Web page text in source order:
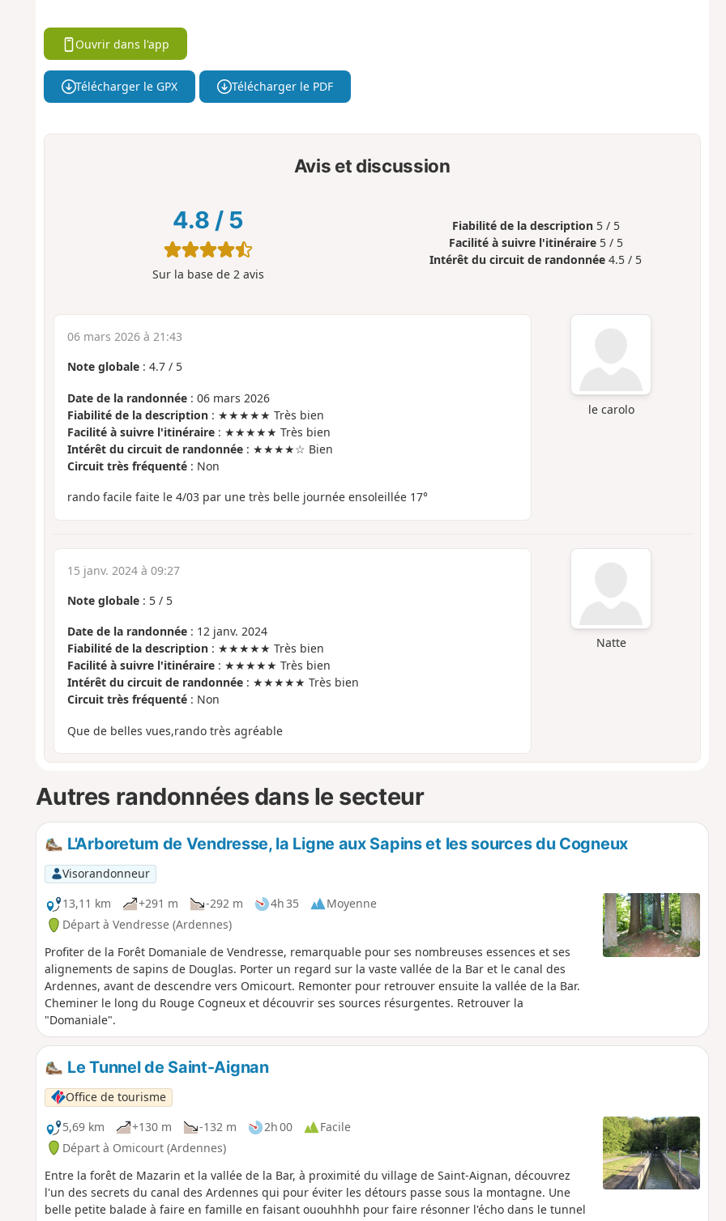
Ouvrir dans l'app
Télécharger le GPX Télécharger le PDF
Avis et discussion
4.8 / 5
Sur la base de 2avis
Fiabilité de la description 5 / 5
Facilité à suivre l'itinéraire 5 / 5
Intérêt du circuit de randonnée 4.5 / 5
le carolo
06 mars 2026 à 21:43
Note globale: 4.7/ 5
Date de la randonnée: 06 mars 2026
Fiabilité de la description: ★★★★★ Très bien
Facilité à suivre l'itinéraire: ★★★★★ Très bien
Intérêt du circuit de randonnée: ★★★★☆ Bien
Circuit très fréquenté: Non
rando facile faite le 4/03 par une très belle journée ensoleillée 17°
Natte
15 janv. 2024 à 09:27
Note globale: 5/ 5
Date de la randonnée: 12 janv. 2024
Fiabilité de la description: ★★★★★ Très bien
Facilité à suivre l'itinéraire: ★★★★★ Très bien
Intérêt du circuit de randonnée: ★★★★★ Très bien
Circuit très fréquenté: Non
Que de belles vues,rando très agréable
Autres randonnées dans le secteur
L'Arboretum de Vendresse, la Ligne aux Sapins et les sources du Cogneux
Visorandonneur
13,11 km
+291 m -292 m 4h 35
Moyenne
Départ à Vendresse (Ardennes)
Profiter de la Forêt Domaniale de Vendresse, remarquable pour ses nombreuses essences et ses
alignements de sapins de Douglas. Porter un regard sur la vaste vallée de la Bar et le canal des
Ardennes, avant de descendre vers Omicourt. Remonter pour retrouver ensuite la vallée de la Bar.
Cheminer le long du Rouge Cogneux et découvrir ses sources résurgentes. Retrouver la
"Domaniale".
Le Tunnel de Saint-Aignan
Office de tourisme
5,69 km
+130 m -132 m 2h 00
Facile
Départ à Omicourt (Ardennes)
Entre la forêt de Mazarin et la vallée de la Bar, à proximité du village de Saint-Aignan, découvrez
l'un des secrets du canal des Ardennes qui pour éviter les détours passe sous la montagne. Une
belle petite balade à faire en famille en faisant ououhhhh pour faire résonner l'écho dans le tunnel